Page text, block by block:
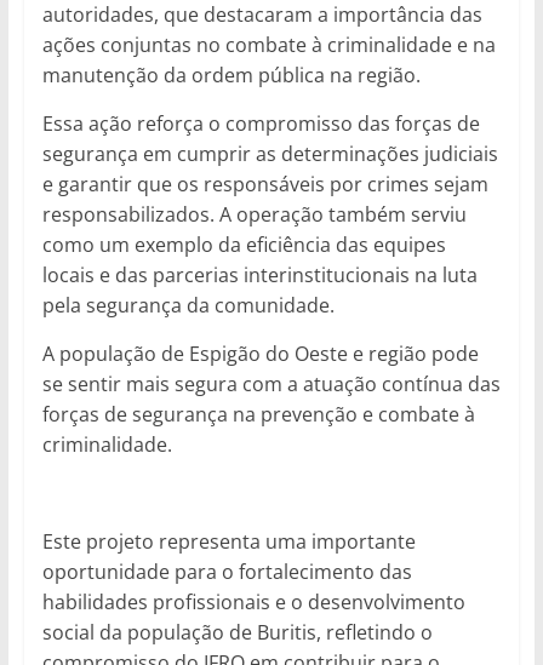
autoridades, que destacaram a importância das
ações conjuntas no combate à criminalidade e na
manutenção da ordem pública na região.
Essa ação reforça o compromisso das forças de
segurança em cumprir as determinações judiciais
e garantir que os responsáveis por crimes sejam
responsabilizados. A operação também serviu
como um exemplo da eficiência das equipes
locais e das parcerias interinstitucionais na luta
pela segurança da comunidade.
A população de Espigão do Oeste e região pode
se sentir mais segura com a atuação contínua das
forças de segurança na prevenção e combate à
criminalidade.
Este projeto representa uma importante
oportunidade para o fortalecimento das
habilidades profissionais e o desenvolvimento
social da população de Buritis, refletindo o